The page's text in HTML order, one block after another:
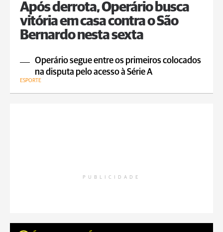
Após derrota, Operário busca
vitória em casa contra o São
Bernardo nesta sexta
Operário segue entre os primeiros colocados
na disputa pelo acesso à Série A
ESPORTE
PUBLICIDADE